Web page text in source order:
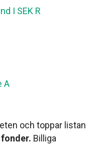
I SEK R
A
och toppar listan
Billiga